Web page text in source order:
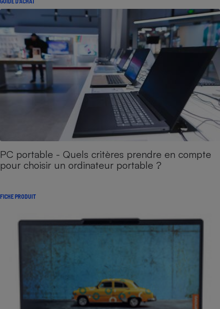
PC portable - Quels critères prendre en compte
pour choisir un ordinateur portable ?
FICHE PRODUIT